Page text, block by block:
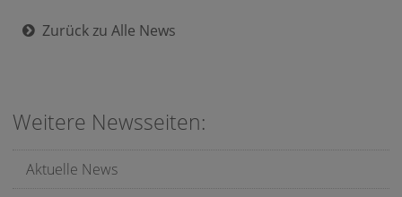
Zurück zu Alle News
Weitere Newsseiten:
Aktuelle News